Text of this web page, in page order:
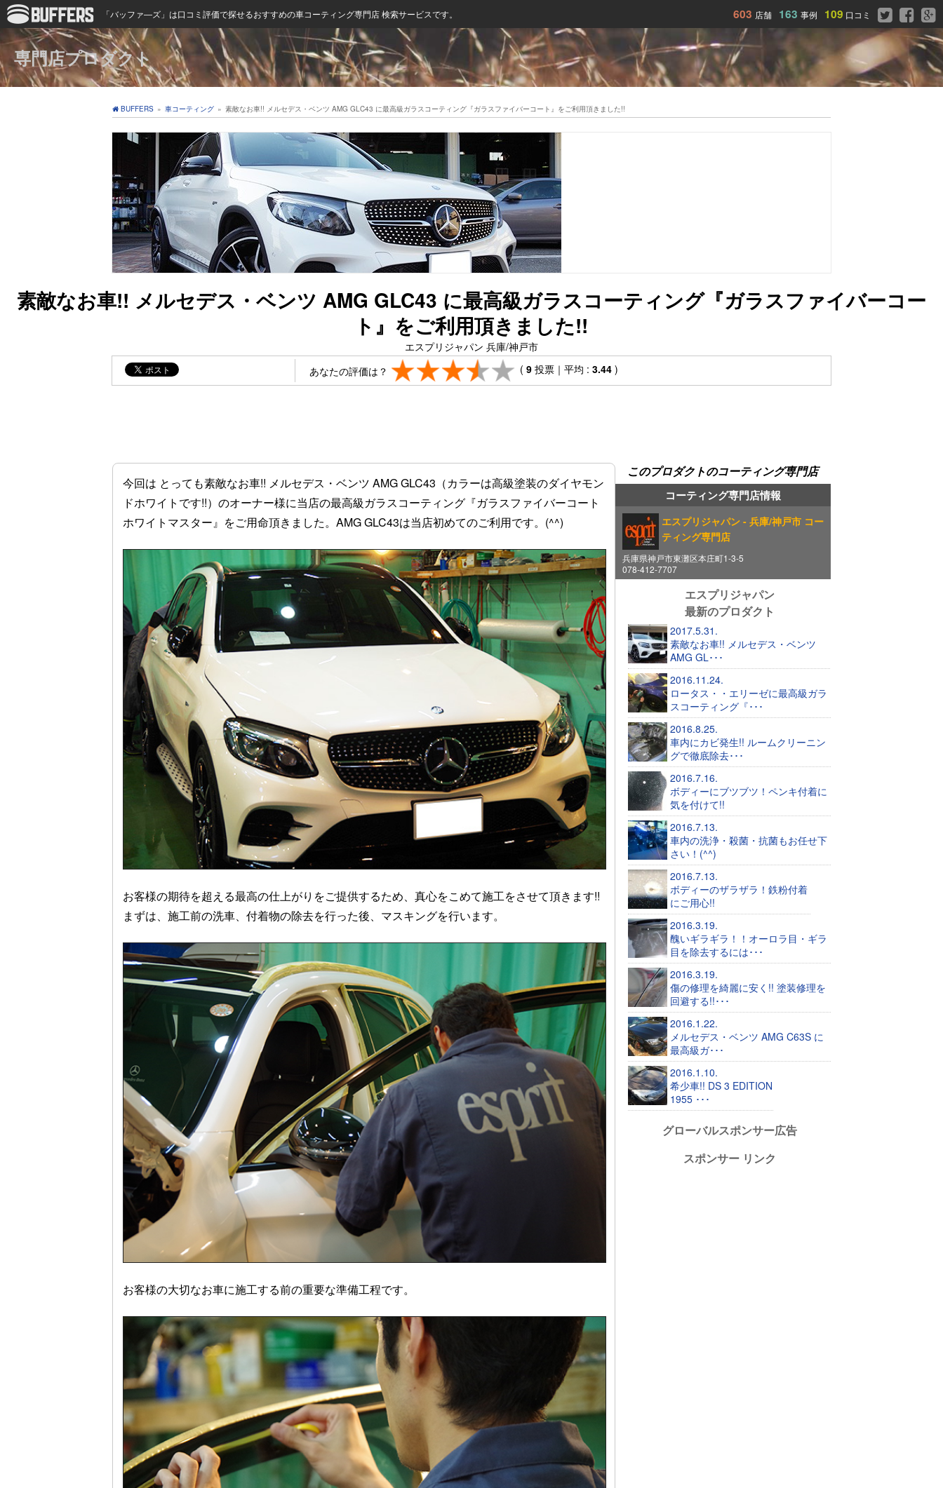
「バッファ―ズ」は口コミ評価で探せるおすすめの車コーティング専門店 検索サービスです。 603 店舗 163 事例 109 口コミ
専門店プロダクト
BUFFERS » 車コーティング » 素敵なお車!! メルセデス・ベンツ AMG GLC43 に最高級ガラスコーティング『ガラスファイバーコート』をご利用頂きました!!
素敵なお車!! メルセデス・ベンツ AMG GLC43 に最高級ガラスコーティング『ガラスファイバーコー
ト』をご利用頂きました!!
エスプリジャパン 兵庫/神戸市
( 9投票｜平均 : 3.44)
今回は とっても素敵なお車!! メルセデス・ベンツ AMG GLC43（カラーは高級塗装のダイヤモン
ドホワイトです!!）のオーナー様に当店の最高級ガラスコーティング『ガラスファイバーコート
ホワイトマスター』をご用命頂きました。AMG GLC43は当店初めてのご利用です。(^^)
お客様の期待を超える最高の仕上がりをご提供するため、真心をこめて施工をさせて頂きます!!
まずは、施工前の洗車、付着物の除去を行った後、マスキングを行います。
お客様の大切なお車に施工する前の重要な準備工程です。
このプロダクトのコーティング専門店
コーティング専門店情報
エスプリジャパン- 兵庫/神戸市 コー
ティング専門店
兵庫県神戸市東灘区本庄町1-3-5
078-412-7707
エスプリジャパン
最新のプロダクト
2017.5.31.
素敵なお車!! メルセデス・ベンツ
AMG GL･･･
2016.11.24.
ロータス・・エリーゼに最高級ガラ
スコーティング『･･･
2016.8.25.
車内にカビ発生!! ルームクリーニン
グで徹底除去･･･
2016.7.16.
ボディーにブツブツ！ペンキ付着に
気を付けて!!
2016.7.13.
車内の洗浄・殺菌・抗菌もお任せ下
さい！(^^)
2016.7.13.
ボディーのザラザラ！鉄粉付着
にご用心!!
2016.3.19.
醜いギラギラ！！オーロラ目・ギラ
目を除去するには･･･
2016.3.19.
傷の修理を綺麗に安く!! 塗装修理を
回避する!!･･･
2016.1.22.
メルセデス・ベンツ AMG C63S に
最高級ガ･･･
2016.1.10.
希少車!! DS 3 EDITION
1955 ･･･
グローバルスポンサー広告
スポンサー リンク